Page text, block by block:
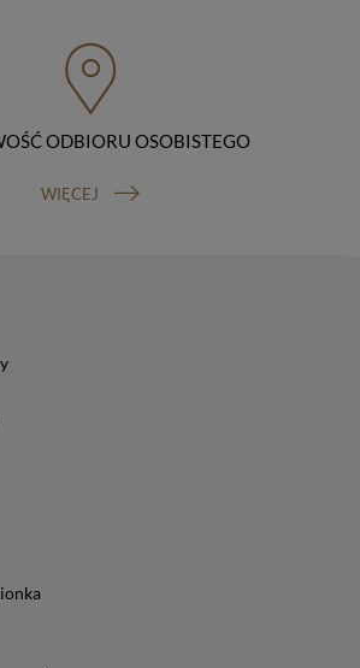
Stawki 2, 00-193 Warszawa) oraz
zgody na przetwarzanie danych
prawo cofnięcia zgody na
danych w dowolnym momencie;
nie ma wpływu na zgodność z prawem
cofnięciem). W celu wykonania swoich
strony
są wykorzystywane pliki cookies.
w celach zapewnienia maksymalnej
użytkowników (w tym Kupujących)
ze Sklepu (zapamiętywanie
na stronie, zbieranie
dla celów reklamowych i
ustawień w przeglądarce
urządzeniu końcowym każdego
użytkownik nie wyraża zgody na
ODBIORU OSOBISTEGO
WIĘCEJ